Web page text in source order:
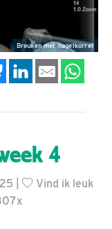
Breuken met hagelkorrel
4
|
Vind ik leuk